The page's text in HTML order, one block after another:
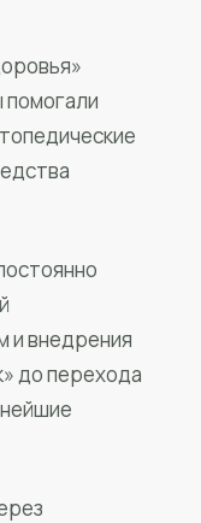
помогали
и внедрения
до перехода